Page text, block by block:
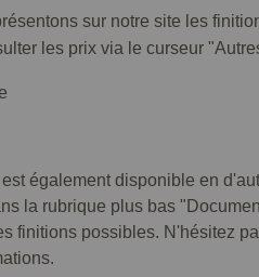
sur notre site les
les prix via le curseur
également disponible en
la rubrique plus bas
finitions possibles. N'hésitez